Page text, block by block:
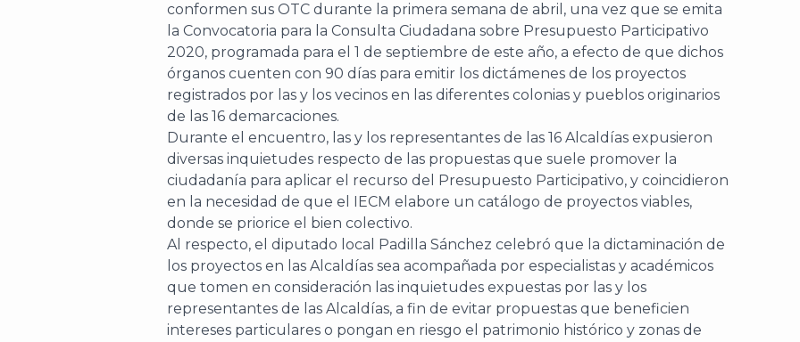
conformen sus OTC durante la primera semana de abril, una vez que se emita
la Convocatoria para la Consulta Ciudadana sobre Presupuesto Participativo
2020, programada para el 1 de septiembre de este año, a efecto de que dichos
órganos cuenten con 90 días para emitir los dictámenes de los proyectos
registrados por las y los vecinos en las diferentes colonias y pueblos originarios
de las 16 demarcaciones.
Durante el encuentro, las y los representantes de las 16 Alcaldías expusieron
diversas inquietudes respecto de las propuestas que suele promover la
ciudadanía para aplicar el recurso del Presupuesto Participativo, y coincidieron
en la necesidad de que el IECM elabore un catálogo de proyectos viables,
donde se priorice el bien colectivo.
Al respecto, el diputado local Padilla Sánchez celebró que la dictaminación de
los proyectos en las Alcaldías sea acompañada por especialistas y académicos
que tomen en consideración las inquietudes expuestas por las y los
representantes de las Alcaldías, a fin de evitar propuestas que beneficien
intereses particulares o pongan en riesgo el patrimonio histórico y zonas de